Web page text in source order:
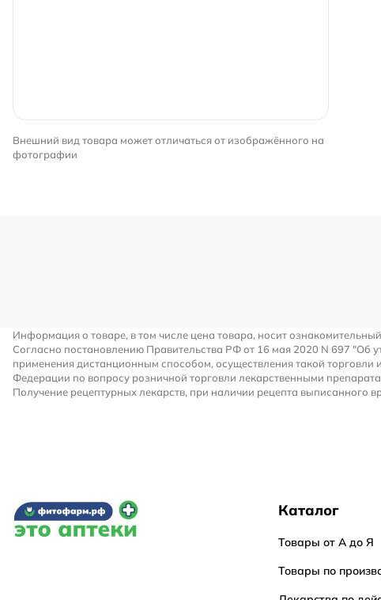
Внешний вид товара может отличаться от изображённого на
фотографии
Информация о товаре, в том числе цена товара, носит
Согласно постановлению Правительства РФ от 16 мая 2020 N 697 "Об
применения дистанционным способом, осуществления такой
Федерации по вопросу розничной торговли лекарственными
Получение рецептурных лекарств, при наличии рецепта выписанного
Каталог
Товары от А до Я
Товары по